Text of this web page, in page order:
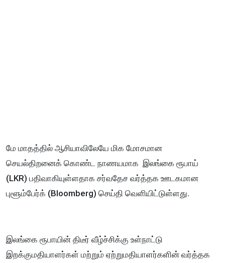
மே மாதத்தில் ஆசியாவிலேயே மிக மோசமான
செயல்திறனைக் கொண்ட நாணயமாக இலங்கை ரூபாய்
(LKR) பதிவாகியுள்ளதாக சர்வதேச வர்த்தக ஊடகமான
புளூம்பேர்க் (Bloomberg) செய்தி வெளியிட்டுள்ளது.
இலங்கை ரூபாயின் திடீர் வீழ்ச்சிக்கு உள்நாட்டு
இறக்குமதியாளர்கள் மற்றும் ஏற்றுமதியாளர்களின் வர்த்தக